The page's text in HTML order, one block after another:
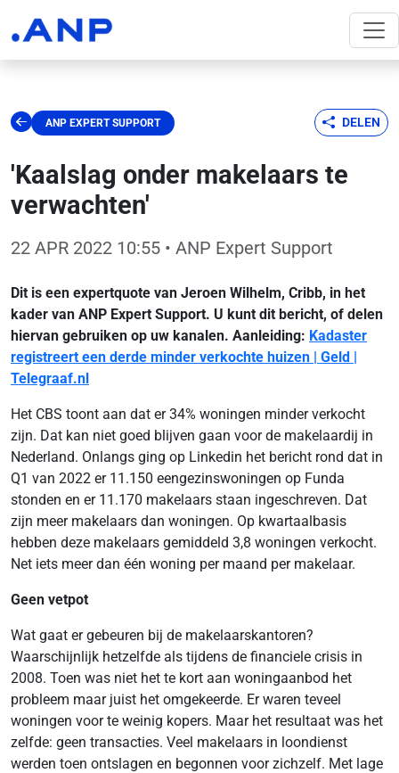
ANP EXPERT SUPPORT DELEN
'Kaalslag onder makelaars te
verwachten'
22 APR 2022 10:55 • ANP Expert Support
Dit is een expertquote van Jeroen Wilhelm, Cribb, in het
kader van ANP Expert Support. U kunt dit bericht, of delen
hiervan gebruiken op uw kanalen. Aanleiding: Kadaster
registreert een derde minder verkochte huizen | Geld |
Telegraaf.nl
Het CBS toont aan dat er 34% woningen minder verkocht
zijn. Dat kan niet goed blijven gaan voor de makelaardij in
Nederland. Onlangs ging op Linkedin het bericht rond dat in
Q1 van 2022 er 11.150 eengezinswoningen op Funda
stonden en er 11.170 makelaars staan ingeschreven. Dat
zijn meer makelaars dan woningen. Op kwartaalbasis
hebben deze makelaars gemiddeld 3,8 woningen verkocht.
Net iets meer dan één woning per maand per makelaar.
Geen vetpot
Wat gaat er gebeuren bij de makelaarskantoren?
Waarschijnlijk hetzelfde als tijdens de financiele crisis in
2008. Toen was niet het te kort aan woningaanbod het
probleem maar juist het omgekeerde. Er waren teveel
woningen voor te weinig kopers. Maar het resultaat was het
zelfde: geen transacties. Veel makelaars in loondienst
werden toen ontslagen en begonnen voor zichzelf. Met lage